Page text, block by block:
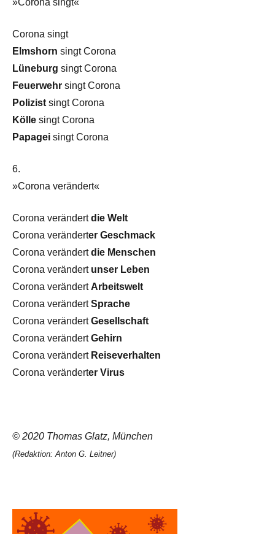
»Corona singt«
Corona singt
Elmshorn singt Corona
Lüneburg singt Corona
Feuerwehr singt Corona
Polizist singt Corona
Kölle singt Corona
Papagei singt Corona
6.
»Corona verändert«
Corona verändertdie Welt
Corona veränderter Geschmack
Corona verändertdie Menschen
Corona verändert unser Leben
Corona verändert Arbeitswelt
Corona verändertSprache
Corona verändertGesellschaft
Corona verändertGehirn
Corona verändert Reiseverhalten
Corona veränderter Virus
© 2020 Thomas Glatz, München
(Redaktion: Anton G. Leitner)